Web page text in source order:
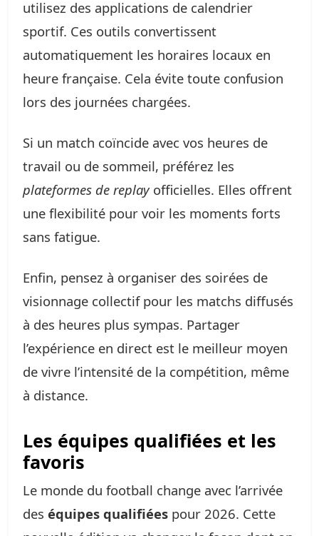
utilisez des applications de calendrier
sportif. Ces outils convertissent
automatiquement les horaires locaux en
heure française. Cela évite toute confusion
lors des journées chargées.
Si un match coïncide avec vos heures de
travail ou de sommeil, préférez les
plateformes de replayofficielles. Elles offrent
une flexibilité pour voir les moments forts
sans fatigue.
Enfin, pensez à organiser des soirées de
visionnage collectif pour les matchs diffusés
à des heures plus sympas. Partager
l’expérience en direct est le meilleur moyen
de vivre l’intensité de la compétition, même
à distance.
Les équipes qualifiées et les
favoris
Le monde du football change avec l’arrivée
des équipes qualifiées pour 2026. Cette